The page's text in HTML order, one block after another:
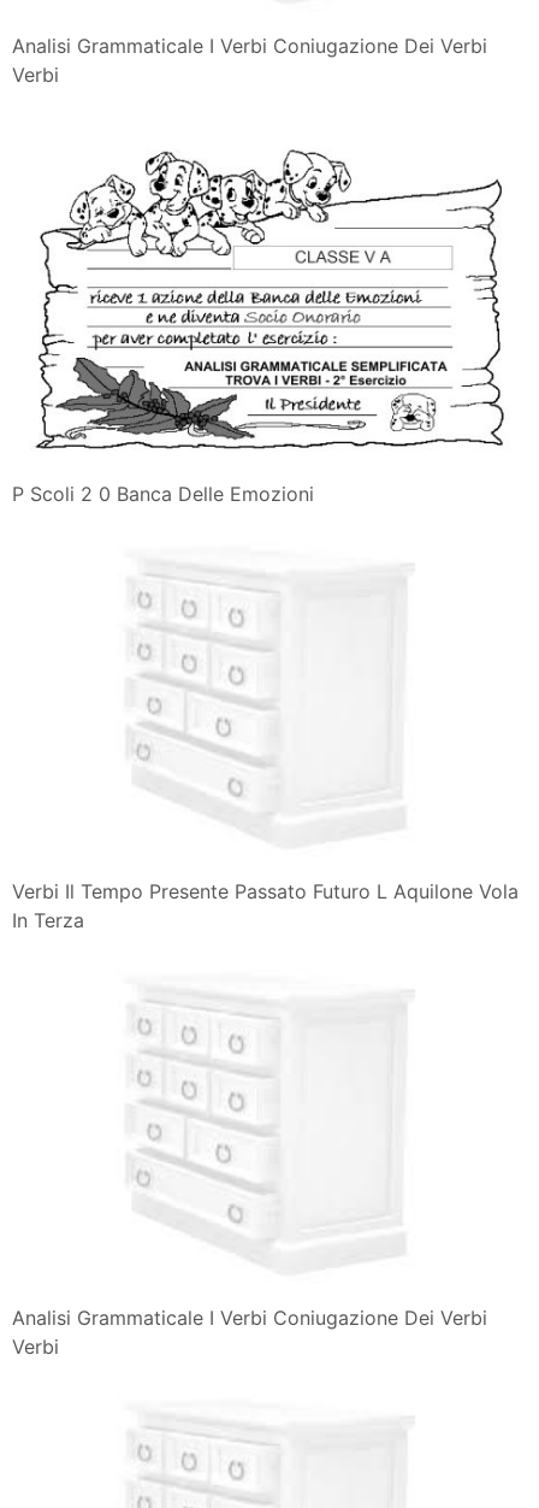
Analisi Grammaticale I Verbi Coniugazione Dei Verbi
Verbi
P Scoli 2 0 Banca Delle Emozioni
Verbi Il Tempo Presente Passato Futuro L Aquilone Vola
In Terza
Analisi Grammaticale I Verbi Coniugazione Dei Verbi
Verbi